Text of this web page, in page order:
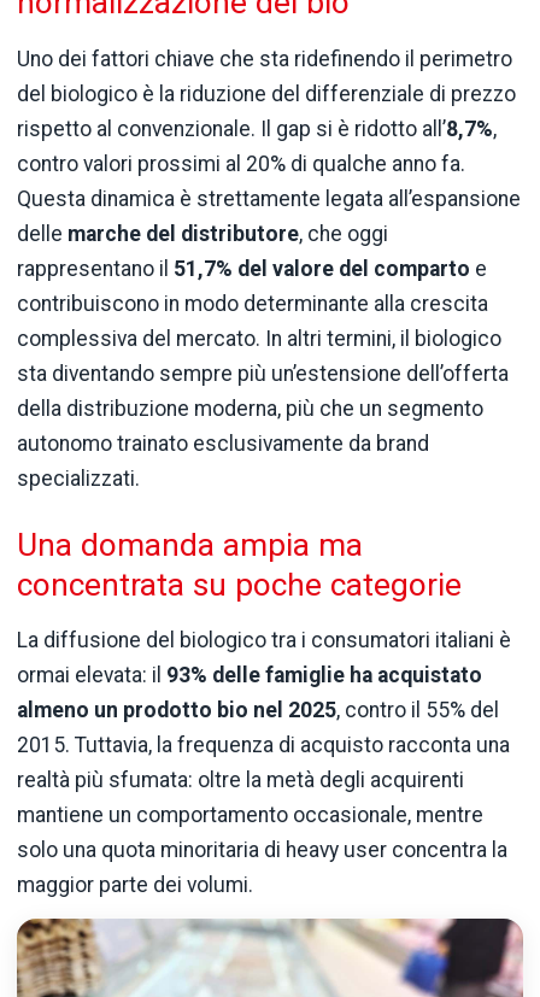
Uno dei fattori chiave che sta ridefinendo il perimetro
del biologico è la riduzione del differenziale di prezzo
rispetto al convenzionale. Il gap si è ridotto all’8,7%,
contro valori prossimi al 20% di qualche anno fa.
Questa dinamica è strettamente legata all’espansione
delle marche del distributore, che oggi
rappresentano il 51,7% del valore del comparto e
contribuiscono in modo determinante alla crescita
complessiva del mercato. In altri termini, il biologico
sta diventando sempre più un’estensione dell’offerta
della distribuzione moderna, più che un segmento
autonomo trainato esclusivamente da brand
specializzati.
Una domanda ampia ma
concentrata su poche categorie
La diffusione del biologico tra i consumatori italiani è
ormai elevata: il 93% delle famiglie ha acquistato
almeno un prodotto bio nel 2025, contro il 55% del
2015. Tuttavia, la frequenza di acquisto racconta una
realtà più sfumata: oltre la metà degli acquirenti
mantiene un comportamento occasionale, mentre
solo una quota minoritaria di heavy user concentra la
maggior parte dei volumi.